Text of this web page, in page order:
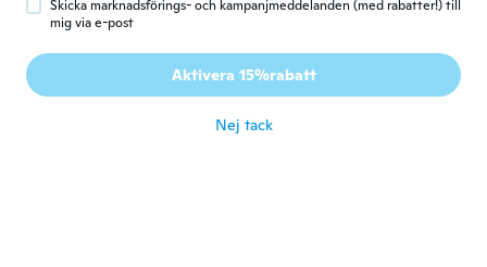
Olivier
Gick med 2018 · 394 recensioner
Skicka marknadsförings- och kampanjmeddelanden (med rabatter!) till
mig via e-post
Aktivera 15%rabatt
Nej tack